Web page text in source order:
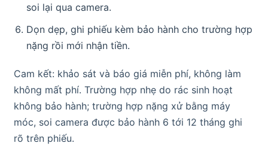
soi lại qua camera.
Dọn dẹp, ghi phiếu kèm bảo hành cho trường hợp
nặng rồi mới nhận tiền.
Cam kết: khảo sát và báo giá miễn phí, không làm
không mất phí. Trường hợp nhẹ do rác sinh hoạt
không bảo hành; trường hợp nặng xử bằng máy
móc, soi camera được bảo hành 6 tới 12 tháng ghi
rõ trên phiếu.